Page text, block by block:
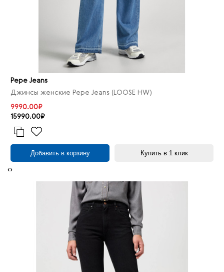
Pepe Jeans
Джинсы женские Pepe Jeans (LOOSE HW)
9990.00₽
15990.00₽
Добавить в корзину Купить в 1 клик
‹›